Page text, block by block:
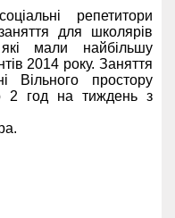
репетитори
для школярів
мали найбільшу
2014 року. Заняття
Вільного простору
2 год на тиждень з